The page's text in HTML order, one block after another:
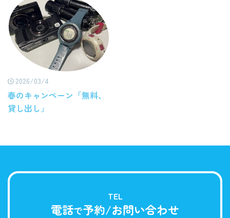
2026/03/4
春のキャンペーン「無料、
貸し出し」
TEL
電話で予約/お問い合わせ